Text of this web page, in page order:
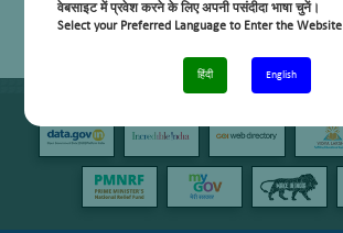
वेबसाइट में प्रवेश करने के लिए अपनी पसंदीदा भाषा चुनें।
Select your Preferred Language to Enter the Website
हिंदी English